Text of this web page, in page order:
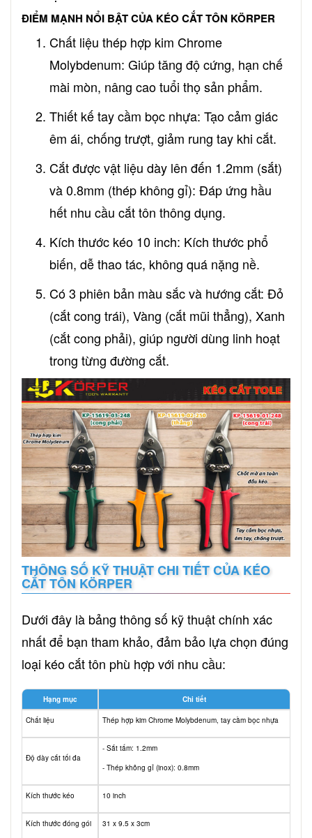
ĐIỂM MẠNH NỔI BẬT CỦA KÉO CẮT TÔN KÖRPER
Chất liệu thép hợp kim Chrome
Molybdenum: Giúp tăng độ cứng, hạn chế
mài mòn, nâng cao tuổi thọ sản phẩm.
Thiết kế tay cầm bọc nhựa: Tạo cảm giác
êm ái, chống trượt, giảm rung tay khi cắt.
Cắt được vật liệu dày lên đến 1.2mm (sắt)
và 0.8mm (thép không gỉ): Đáp ứng hầu
hết nhu cầu cắt tôn thông dụng.
Kích thước kéo 10 inch: Kích thước phổ
biến, dễ thao tác, không quá nặng nề.
Có 3 phiên bản màu sắc và hướng cắt: Đỏ
(cắt cong trái), Vàng (cắt mũi thẳng), Xanh
(cắt cong phải), giúp người dùng linh hoạt
trong từng đường cắt.
THÔNG SỐ KỸ THUẬT CHI TIẾT CỦA KÉO
CẮT TÔN KÖRPER
Dưới đây là bảng thông số kỹ thuật chính xác
nhất để bạn tham khảo, đảm bảo lựa chọn đúng
loại kéo cắt tôn phù hợp với nhu cầu:
Hạng mục Chi tiết
Chất liệu Thép hợp kim Chrome Molybdenum, tay cầm bọc nhựa
Độ dày cắt tối đa
- Sắt tấm: 1.2mm
- Thép không gỉ (inox): 0.8mm
Kích thước kéo 10 inch
Kích thước đóng gói 31 x 9.5 x 3cm